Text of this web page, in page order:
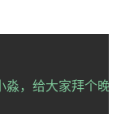
淼，给大家拜个晚